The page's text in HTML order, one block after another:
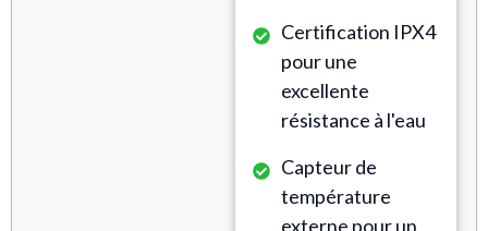
Certification IPX4
pour une
excellente
résistance à l'eau
Capteur de
température
externe pour un